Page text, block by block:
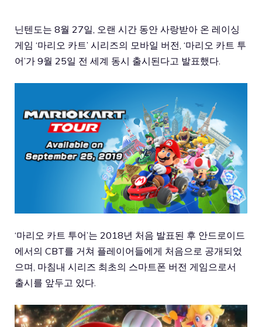
닌텐도는 8월 27일, 오랜 시간 동안 사랑받아 온 레이싱
게임 ‘마리오 카트’ 시리즈의 모바일 버전, ‘마리오 카트 투
어’가 9월 25일 전 세계 동시 출시된다고 발표했다.
‘마리오 카트 투어’는 2018년 처음 발표된 후 안드로이드
에서의 CBT를 거쳐 플레이어들에게 처음으로 공개되었
으며, 마침내 시리즈 최초의 스마트폰 버전 게임으로서
출시를 앞두고 있다.